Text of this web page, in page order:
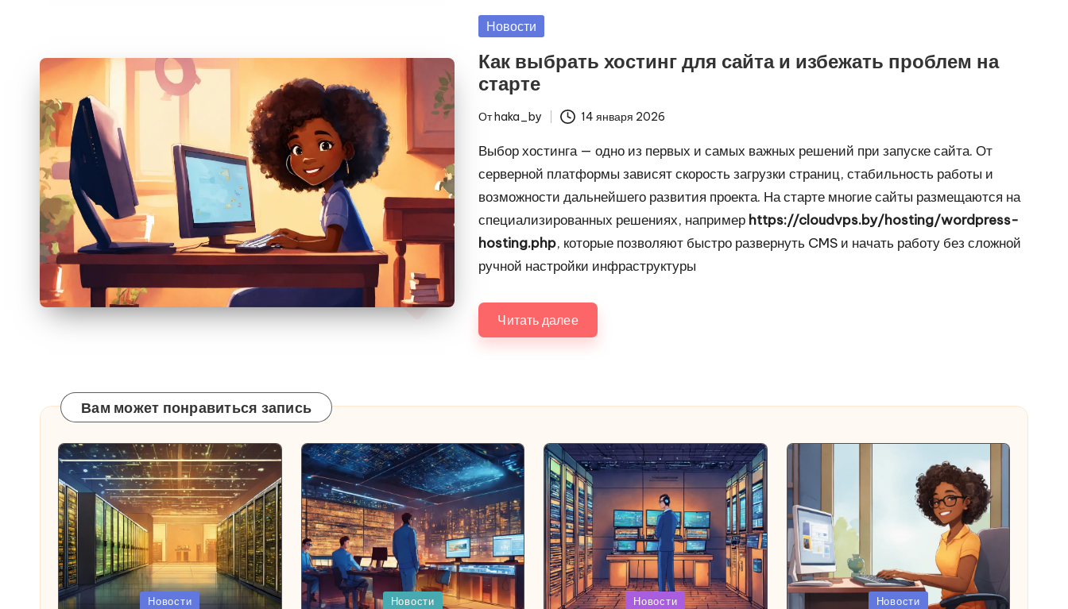
Опубликовано
Новости
Как выбрать хостинг для сайта и избежать проблем на
старте
Запись
от
Отhaka_by 14 января 2026
Выбор хостинга — одно из первых и самых важных решений при запуске сайта. От
серверной платформы зависят скорость загрузки страниц, стабильность работы и
возможности дальнейшего развития проекта. На старте многие сайты размещаются на
специализированных решениях, например https://cloudvps.by/hosting/wordpress-
hosting.php, которые позволяют быстро развернуть CMS и начать работу без сложной
ручной настройки инфраструктуры
Читать далее
Вам может понравиться запись
ОпубликованоНовости ОпубликованоНовости ОпубликованоНовости ОпубликованоНовости